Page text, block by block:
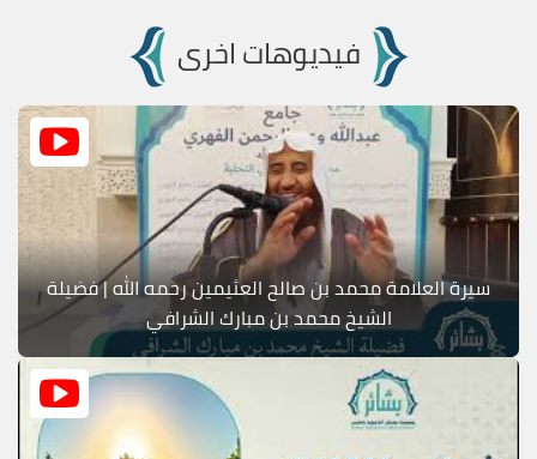
فيديوهات اخرى
سيرة العلامة محمد بن صالح العثيمين رحمه الله | فضيلة
الشيخ محمد بن مبارك الشرافي